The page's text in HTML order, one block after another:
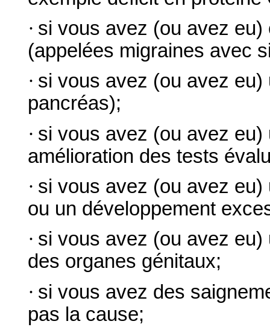
· si vous avez (ou avez
(appelées migraines avec
· si vous avez (ou avez
pancréas);
· si vous avez (ou avez
amélioration des tests
· si vous avez (ou avez
ou un développement
· si vous avez (ou avez
des organes génitaux;
· si vous avez des
pas la cause;